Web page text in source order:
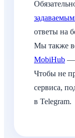
ответы на
Мы также
MobiHub —
Чтобы не
сервиса,
в Telegram.